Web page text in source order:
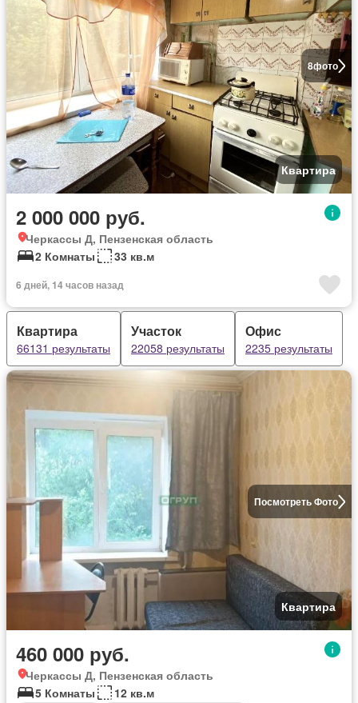
8фото
Квартира
2 000 000 руб.
Черкассы Д, Пензенская область
2 Комнаты
33 кв.м
6 дней, 14 часов назад
Квартира
66131 результаты
Участок
22058 результаты
Офис
2235 результаты
Посмотреть Фото
Квартира
460 000 руб.
Черкассы Д, Пензенская область
5 Комнаты
12 кв.м